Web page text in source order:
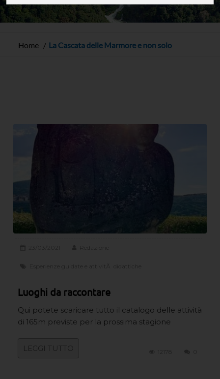
Home La Cascata delle Marmore e non solo
Luoghi da raccontare
Qui potete scaricare tutto il catalogo delle attività
di 165m previste per la prossima stagione
LEGGI TUTTO